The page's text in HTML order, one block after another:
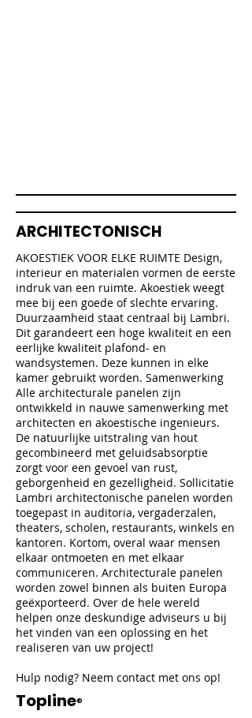
ARCHITECTONISCH
AKOESTIEK VOOR ELKE RUIMTE Design,
interieur en materialen vormen de eerste
indruk van een ruimte. Akoestiek weegt
mee bij een goede of slechte ervaring.
Duurzaamheid staat centraal bij Lambri.
Dit garandeert een hoge kwaliteit en een
eerlijke kwaliteit plafond- en
wandsystemen. Deze kunnen in elke
kamer gebruikt worden. Samenwerking
Alle architecturale panelen zijn
ontwikkeld in nauwe samenwerking met
architecten en akoestische ingenieurs.
De natuurlijke uitstraling van hout
gecombineerd met geluidsabsorptie
zorgt voor een gevoel van rust,
geborgenheid en gezelligheid. Sollicitatie
Lambri architectonische panelen worden
toegepast in auditoria, vergaderzalen,
theaters, scholen, restaurants, winkels en
kantoren. Kortom, overal waar mensen
elkaar ontmoeten en met elkaar
communiceren. Architecturale panelen
worden zowel binnen als buiten Europa
geëxporteerd. Over de hele wereld
helpen onze deskundige adviseurs u bij
het vinden van een oplossing en het
realiseren van uw project!
Hulp nodig? Neem contact met ons op!
Topline®